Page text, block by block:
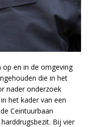
en in de omgeving
die in het
nader onderzoek
het kader van een
Ceintuurbaan
Bij vier